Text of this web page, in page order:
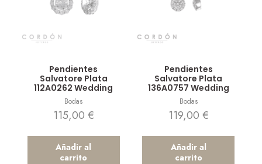
Pendientes
Salvatore Plata
112A0262 Wedding
Bodas
115,00 €
Añadir al
carrito
Pendientes
Salvatore Plata
136A0757 Wedding
Bodas
119,00 €
Añadir al
carrito